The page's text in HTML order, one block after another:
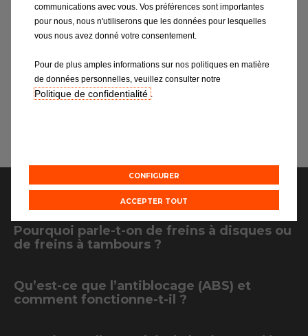
du
l’état de ses plaquettes, mais
aussi celui de ses disques, qui
s’usent également et se changent
rapidement s’ils présentent des
rainures et que leur surface n’est
pas lisse).
système
circuit
travers
Vos questions
Pourquoi parle-t-on de freins à disques ou
de freins à tambours ?
Qu’est-ce que l’antiblocage (ABS) et
comment fonctionne-t-il ?
communications avec vous. Vos préférences sont importantes
pour nous, nous n'utiliserons que les données pour lesquelles
vous nous avez donné votre consentement.
Pour de plus amples informations sur nos politiques en matière
de données personnelles, veuillez consulter notre
Politique de confidentialité .
CONFIGURER
ACCEPTER TOUT